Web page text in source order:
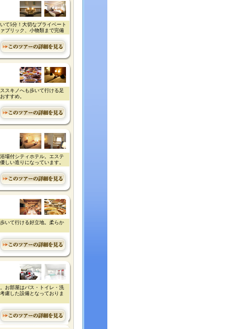
て5分！大切なプライベート
ブリック、小物類まで完備
スキノへも歩いて行ける足
すすめ。
場付シティホテル。エステ
しい造りになっています。
いて行ける好立地。柔らか
お部屋はバス・トイレ・洗
慮した設備となっておりま